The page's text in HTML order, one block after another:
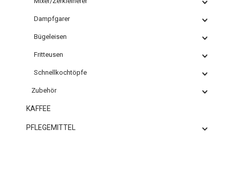
Dampfgarer
Bügeleisen
Fritteusen
Schnellkochtöpfe
Zubehör
KAFFEE
PFLEGEMITTEL